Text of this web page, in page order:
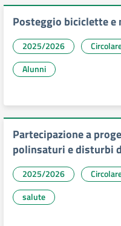
Posteggio biciclette
2025/2026
Alunni
Partecipazione a
polinsaturi e disturbi
2025/2026
salute